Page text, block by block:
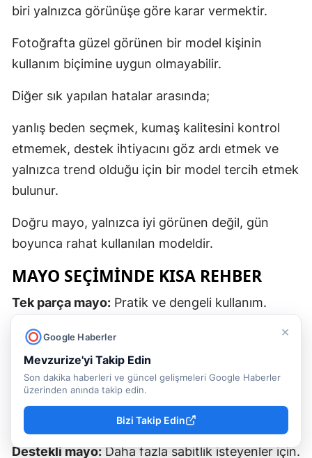
×
Google Haberler
Mevzurize'yi Takip Edin
Son dakika haberleri ve güncel gelişmeleri Google Haberler
üzerinden anında takip edin.
Bizi Takip Edin
biri yalnızca görünüşe göre karar vermektir.
Fotoğrafta güzel görünen bir model kişinin
kullanım biçimine uygun olmayabilir.
Diğer sık yapılan hatalar arasında;
yanlış beden seçmek, kumaş kalitesini kontrol
etmemek, destek ihtiyacını göz ardı etmek ve
yalnızca trend olduğu için bir model tercih etmek
bulunur.
Doğru mayo, yalnızca iyi görünen değil, gün
boyunca rahat kullanılan modeldir.
MAYO SEÇIMINDE KISA REHBER
Tek parça mayo: Pratik ve dengeli kullanım.
Bikini mayo:Kombin özgürlüğü ve hafiflik.
Spor mayo:Yüzme ve aktif hareket için.
Straplez mayo: Güneşlenme ve minimal
Destekli mayo:Daha fazla sabitlik isteyenler için.